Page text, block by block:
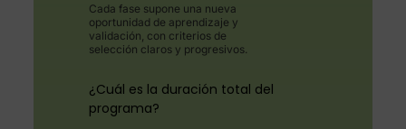
Cada fase supone una nueva
oportunidad de aprendizaje y
validación, con criterios de
selección claros y progresivos.
¿Cuál es la duración total del
programa?